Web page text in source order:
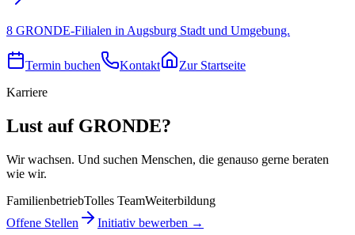
8 GRONDE-Filialen in Augsburg Stadt und Umgebung.
Termin buchen Kontakt
Zur Startseite
Karriere
Lust auf GRONDE?
Wir wachsen. Und suchen Menschen, die genauso gerne beraten
wie wir.
FamilienbetriebTolles TeamWeiterbildung
Offene Stellen
Initiativ bewerben →